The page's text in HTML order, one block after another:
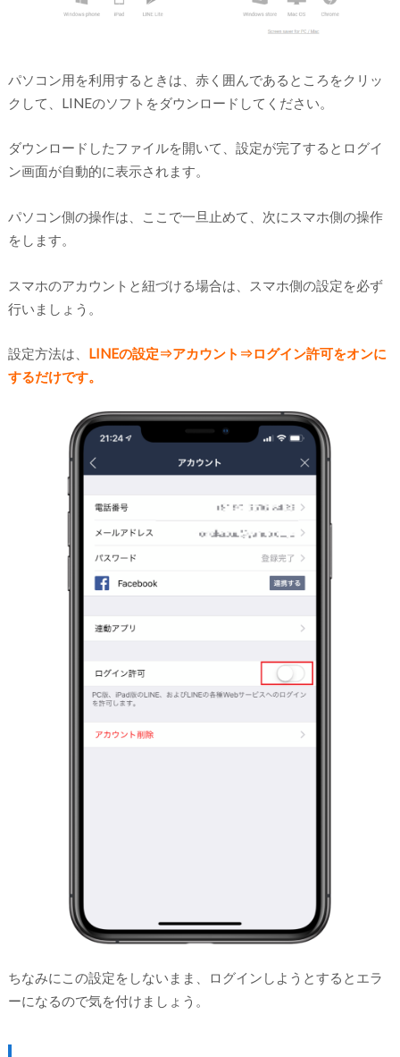
パソコン用を利用するときは、赤く囲んであるところをクリッ
クして、LINEのソフトをダウンロードしてください。
ダウンロードしたファイルを開いて、設定が完了するとログイ
ン画面が自動的に表示されます。
パソコン側の操作は、ここで一旦止めて、次にスマホ側の操作
をします。
スマホのアカウントと紐づける場合は、スマホ側の設定を必ず
行いましょう。
設定方法は、 LINEの設定⇒アカウント⇒ログイン許可をオンに
するだけです。
ちなみにこの設定をしないまま、ログインしようとするとエラ
ーになるので気を付けましょう。